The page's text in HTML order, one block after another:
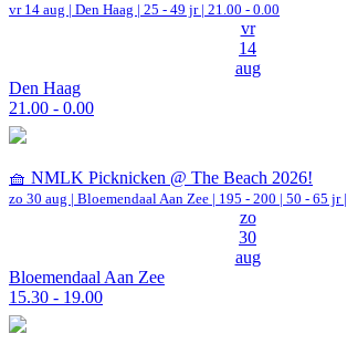
vr 14 aug | Den Haag | 25 - 49 jr | 21.00 - 0.00
vr
14
aug
Den Haag
21.00 - 0.00
🧺 NMLK Picknicken @ The Beach 2026!
zo 30 aug | Bloemendaal Aan Zee | 195 - 200 | 50 - 65 jr |
zo
30
aug
Bloemendaal Aan Zee
15.30 - 19.00